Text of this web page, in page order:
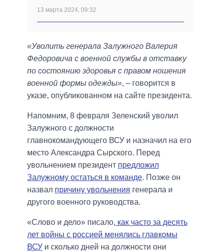
13 марта 2024, 09:32
«Уволить генерала Залужного Валерия
Федоровича с военной службы в отставку
по состоянию здоровья с правом ношения
военной формы одежды», – говорится в
указе, опубликованном на сайте президента.
Напомним, 8 февраля Зеленский уволил
Залужного с должности
главнокомандующего ВСУ и назначил на его
место Александра Сырского. Перед
увольнением президент предложил
Залужному остаться в команде. Позже он
назвал причину увольнения генерала и
другого военного руководства.
«Слово и дело» писало, как часто за десять
лет войны с россией менялись главкомы
ВСУ и сколько дней на должности они